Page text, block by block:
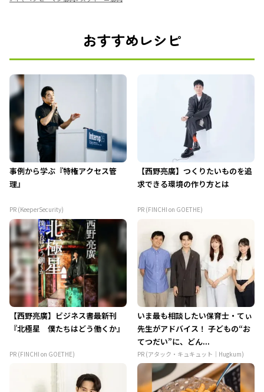
おすすめレシピ
事例から学ぶ『特権アクセス管
理』
PR (KeeperSecurity)
【西野亮廣】つくりたいものを追
求できる環境の作り方とは
PR (FINCHI on GOETHE)
【西野亮廣】ビジネス書最新刊
『北極星 僕たちはどう働くか』
PR (FINCHI on GOETHE)
いま最も相談したい保育士・てぃ
先生がアドバイス！ 子どもの“お
てつだい”に、どん...
PR (アタック・キュキュット｜Hugkum)